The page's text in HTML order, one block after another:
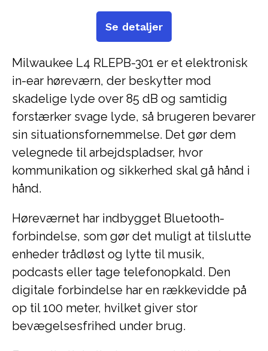
Milwaukee L4 RLEPB-301 er et elektronisk
in-ear høreværn, der beskytter mod
skadelige lyde over 85 dB og samtidig
forstærker svage lyde, så brugeren bevarer
sin situationsfornemmelse. Det gør dem
velegnede til arbejdspladser, hvor
kommunikation og sikkerhed skal gå hånd i
hånd.
Høreværnet har indbygget Bluetooth-
forbindelse, som gør det muligt at tilslutte
enheder trådløst og lytte til musik,
podcasts eller tage telefonopkald. Den
digitale forbindelse har en rækkevidde på
op til 100 meter, hvilket giver stor
bevægelsesfrihed under brug.
Se detaljer